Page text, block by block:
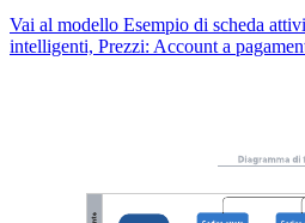
Vai al modello Esempio di scheda
intelligenti, Prezzi: Account a